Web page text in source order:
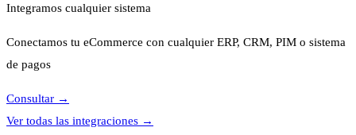
Integramos cualquier sistema
Conectamos tu eCommerce con cualquier ERP, CRM, PIM o sistema
de pagos
Consultar →
Ver todas las integraciones →